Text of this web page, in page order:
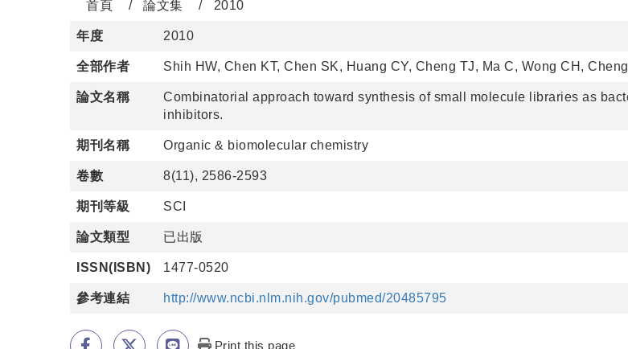
首頁 論文集 2010
年度 2010
全部作者 Shih HW, Chen KT, Chen SK, Huang CY, Cheng TJ, Ma C, Wong CH,
論文名稱
Combinatorial approach toward synthesis of small molecule libraries as
inhibitors.
期刊名稱 Organic & biomolecular chemistry
卷數 8(11), 2586-2593
期刊等級 SCI
論文類型 已出版
ISSN(ISBN) 1477-0520
參考連結 http://www.ncbi.nlm.nih.gov/pubmed/20485795
Print this page